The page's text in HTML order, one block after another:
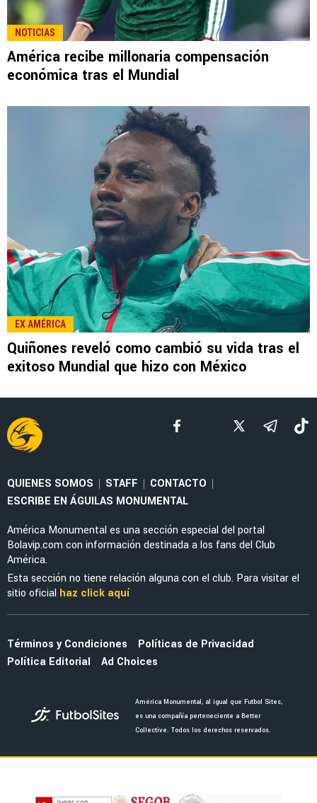
LEE TAMBIÉN
SELECCIÓN MEXICANA
Julián Quiñones habló de su polémica salida
ante Inglaterra